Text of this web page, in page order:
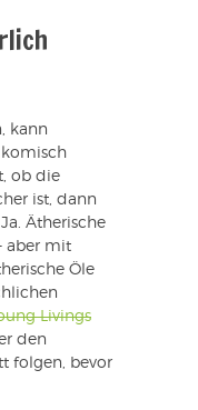
kann
komisch
ob die
ist, dann
Ätherische
aber mit
Öle
Livings
den
folgen, bevor